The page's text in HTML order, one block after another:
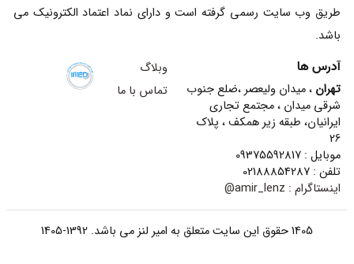
طریق وب سایت رسمی گرفته است و دارای نماد اعتماد الکترونیک می
باشد.
آدرس ها
تهران ، میدان ولیعصر ،ضلع جنوب
شرقی میدان ، مجتمع تجاری
ایرانیان، طبقه زیر همکف ، پلاک
26
موبایل : 09375592817
تلفن : 02188854287
اینستاگرام : amir_lenz@
وبلاگ
تماس با ما
1405 حقوق این سایت متعلق به امیر لنز می باشد. 1392-1405